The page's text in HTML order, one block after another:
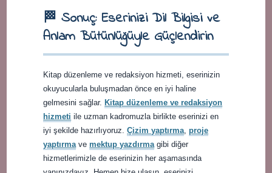
🏁 Sonuç: Eserinizi Dil Bilgisi ve
Anlam Bütünlüğüyle Güçlendirin
Kitap düzenleme ve redaksiyon hizmeti, eserinizin
okuyucularla buluşmadan önce en iyi haline
gelmesini sağlar.Kitap düzenleme ve redaksiyon
hizmeti ile uzman kadromuzla birlikte eserinizi en
iyi şekilde hazırlıyoruz.Çizim yaptırma ,proje
yaptırma vemektup yazdırma gibi diğer
hizmetlerimizle de eserinizin her aşamasında